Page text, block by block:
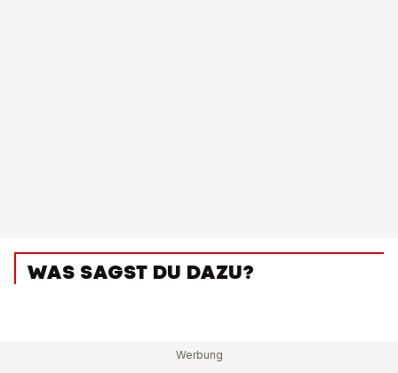
WAS SAGST DU DAZU?